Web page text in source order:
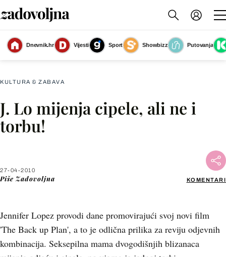
Dnevnik.hr Vijesti Sport Showbizz
Putovanja
Slika nije dostupna
KULTURA & ZABAVA
J. Lo mijenja cipele, ali ne i
torbu!
27-04-2010
Piše Zadovoljna KOMENTARI
Jennifer Lopez provodi dane promovirajući svoj novi film
'The Back up Plan', a to je odlična prilika za reviju odjevnih
kombinacija. Seksepilna mama dvogodišnjih blizanaca
Facebook